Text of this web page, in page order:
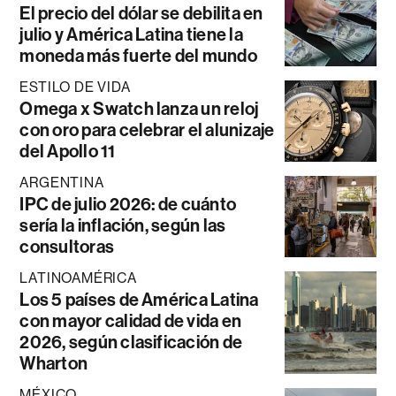
El precio del dólar se debilita en
julio y América Latina tiene la
moneda más fuerte del mundo
ESTILO DE VIDA
Omega x Swatch lanza un reloj
con oro para celebrar el alunizaje
del Apollo 11
ARGENTINA
IPC de julio 2026: de cuánto
sería la inflación, según las
consultoras
LATINOAMÉRICA
Los 5 países de América Latina
con mayor calidad de vida en
2026, según clasificación de
Wharton